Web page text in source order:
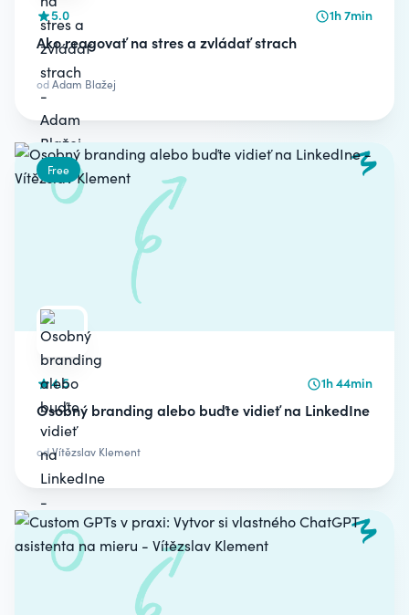
5.0 1h 7min
Ako reagovať na stres a zvládať strach
odAdam Blažej
Free
4.5 1h 44min
Osobný branding alebo buďte vidieť na LinkedIne
odVítězslav Klement